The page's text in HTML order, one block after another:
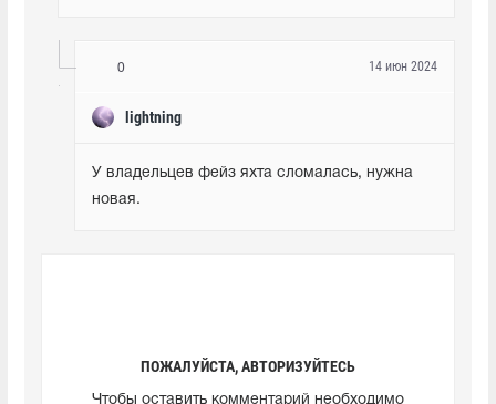
0
lightning
14 июн 2024
У владельцев фейз яхта сломалась, нужна
новая.
ПОЖАЛУЙСТА, АВТОРИЗУЙТЕСЬ
Чтобы оставить комментарий необходимо